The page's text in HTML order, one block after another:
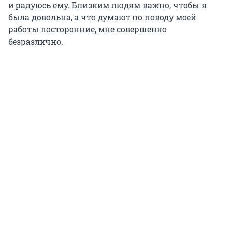
и радуюсь ему. Близким людям важно, чтобы я
была довольна, а что думают по поводу моей
работы посторонние, мне совершенно
безразлично.